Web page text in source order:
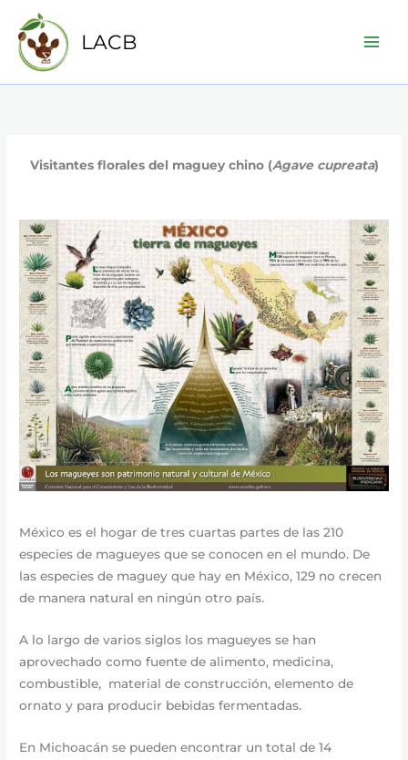
contenido
LACB
Visitantes florales del maguey chino (Agave cupreata)
México es el hogar de tres cuartas partes de las 210
especies de magueyes que se conocen en el mundo. De
las especies de maguey que hay en México, 129 no crecen
de manera natural en ningún otro país.
A lo largo de varios siglos los magueyes se han
aprovechado como fuente de alimento, medicina,
combustible, material de construcción, elemento de
ornato y para producir bebidas fermentadas.
En Michoacán se pueden encontrar un total de 14